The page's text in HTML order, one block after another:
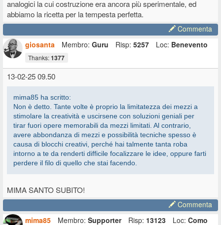
analogici la cui costruzione era ancora più sperimentale, ed
abbiamo la ricetta per la tempesta perfetta.
Commenta
giosanta
Membro: Guru Risp: 5257 Loc: Benevento
Thanks:1377
13-02-25 09.50
mima85 ha scritto:
Non è detto. Tante volte è proprio la limitatezza dei mezzi a
stimolare la creatività e uscirsene con soluzioni geniali per
tirar fuori opere memorabili da mezzi limitati. Al contrario,
avere abbondanza di mezzi e possibilità tecniche spesso è
causa di blocchi creativi, perché hai talmente tanta roba
intorno a te da renderti difficile focalizzare le idee, oppure farti
perdere il filo di quello che stai facendo.
MIMA SANTO SUBITO!
Commenta
mima85
Membro: Supporter Risp: 13123 Loc: Como